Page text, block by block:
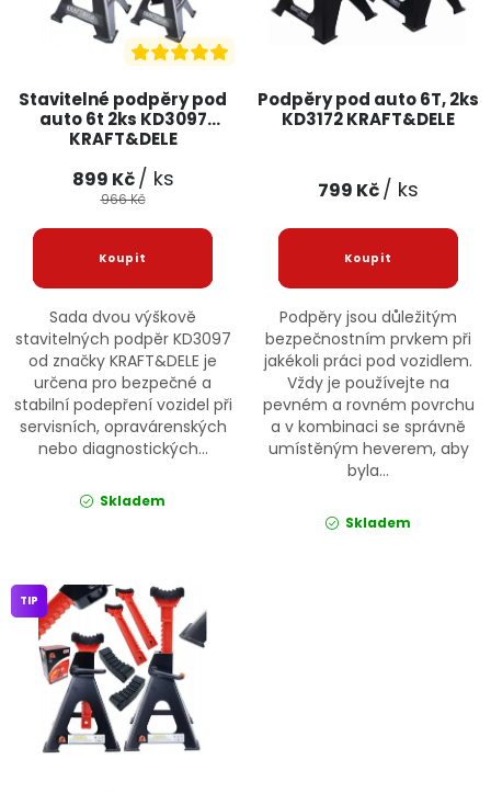
Stavitelné podpěry pod
auto 6t 2ks KD3097
KRAFT&DELE
899 Kč/ ks
966 Kč
Sada dvou výškově
stavitelných podpěr KD3097
od značky KRAFT&DELE je
určena pro bezpečné a
stabilní podepření vozidel při
servisních, opravárenských
nebo diagnostických...
Skladem
Podpěry pod auto 6T, 2ks
KD3172 KRAFT&DELE
799 Kč/ ks
Podpěry jsou důležitým
bezpečnostním prvkem při
jakékoli práci pod vozidlem.
Vždy je používejte na
pevném a rovném povrchu
a v kombinaci se správně
umístěným heverem, aby
byla...
Skladem
TIP